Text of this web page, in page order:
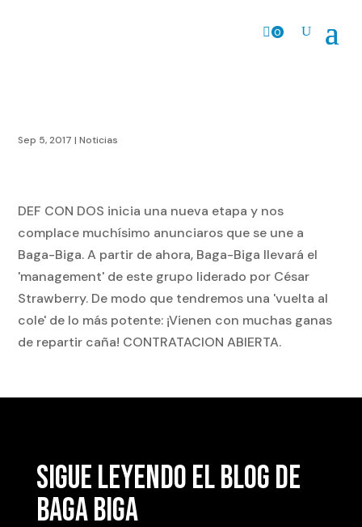
0
Sep 5, 2017 |Noticias
DEF CON DOS inicia una nueva etapa y nos
complace muchísimo anunciaros que se une a
Baga-Biga. A partir de ahora, Baga-Biga llevará el
'management' de este grupo liderado por César
Strawberry. De modo que tendremos una 'vuelta al
cole' de lo más potente: ¡Vienen con muchas ganas
de repartir caña! CONTRATACION ABIERTA.
SIGUE LEYENDO EL BLOG DE
BAGA BIGA